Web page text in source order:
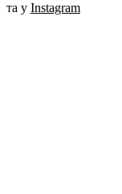
та у Instagram